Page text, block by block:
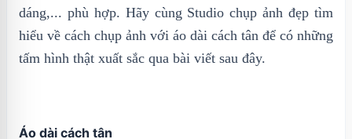
dáng,... phù hợp. Hãy cùng Studio chụp ảnh đẹp tìm
hiểu về cách chụp ảnh với áo dài cách tân để có những
tấm hình thật xuất sắc qua bài viết sau đây.
Áo dài cách tân